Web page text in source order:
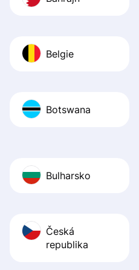
Belgie
Botswana
Bulharsko
Česká
republika